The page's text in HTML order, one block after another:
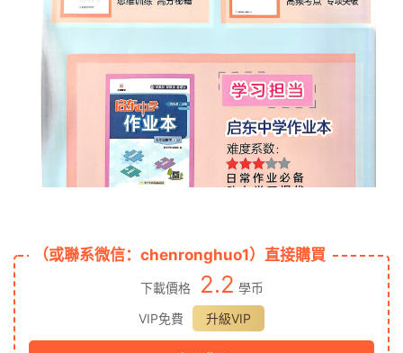
（或聯系微信：chenronghuo1）直接購買
下載價格 2.2 學币
VIP免費
升級VIP